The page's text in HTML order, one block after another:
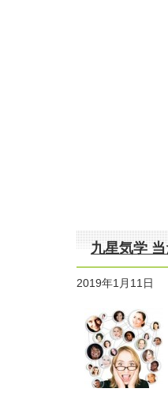
九星気学
2019年1月11日